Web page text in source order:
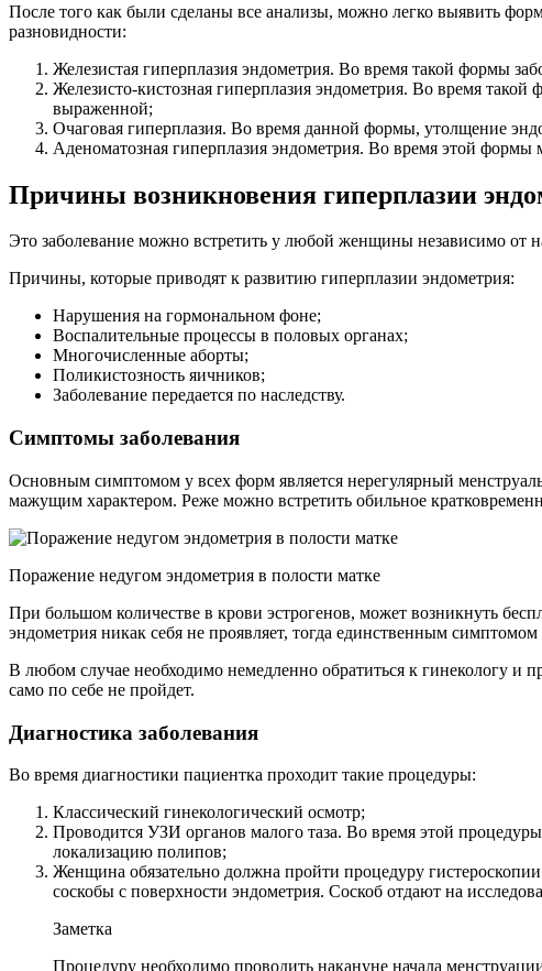
После того как были сделаны все анализы, можно легко выявить
разновидности:
Железистая гиперплазия эндометрия. Во время такой формы
Железисто-кистозная гиперплазия эндометрия. Во время такой
выраженной;
Очаговая гиперплазия. Во время данной формы, утолщение
Аденоматозная гиперплазия эндометрия. Во время этой формы
Причины возникновения гиперплазии
Это заболевание можно встретить у любой женщины независимо от
Причины, которые приводят к развитию гиперплазии эндометрия:
Нарушения на гормональном фоне;
Воспалительные процессы в половых органах;
Многочисленные аборты;
Поликистозность яичников;
Заболевание передается по наследству.
Симптомы заболевания
Основным симптомом у всех форм является нерегулярный
мажущим характером. Реже можно встретить обильное
Поражение недугом эндометрия в полости матке
При большом количестве в крови эстрогенов, может возникнуть
эндометрия никак себя не проявляет, тогда единственным
В любом случае необходимо немедленно обратиться к гинекологу и
само по себе не пройдет.
Диагностика заболевания
Во время диагностики пациентка проходит такие процедуры:
Классический гинекологический осмотр;
Проводится УЗИ органов малого таза. Во время этой
локализацию полипов;
Женщина обязательно должна пройти процедуру
соскобы с поверхности эндометрия. Соскоб отдают на
Заметка
Процедуру необходимо проводить накануне начала